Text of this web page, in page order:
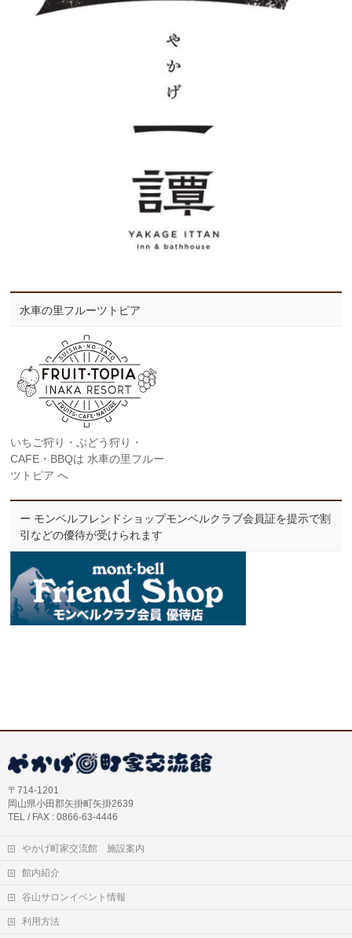
水車の里フルーツトピア
いちご狩り・ぶどう狩り・
CAFE・BBQは 水車の里フルー
ツトピア へ
ー モンベルフレンドショップモンベルクラブ会員証を提示で割
引などの優待が受けられます
〒714-1201
岡山県小田郡矢掛町矢掛2639
TEL / FAX : 0866-63-4446
やかげ町家交流館 施設案内
館内紹介
谷山サロンイベント情報
利用方法